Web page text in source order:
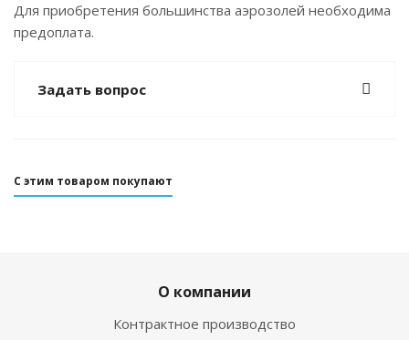
Для приобретения большинства аэрозолей необходима
предоплата.
Задать вопрос
С этим товаром покупают
О компании
Контрактное производство